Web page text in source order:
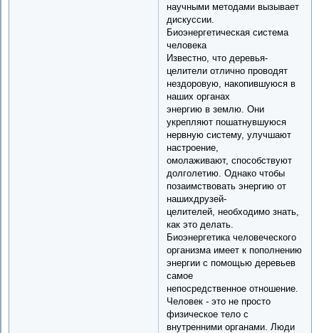
научными методами вызывает
дискуссии.
Биоэнергетическая система
человека
Известно, что деревья-
целители отлично проводят
нездоровую, накопившуюся в
наших органах
энергию в землю. Они
укрепляют пошатнувшуюся
нервную систему, улучшают
настроение,
омолаживают, способствуют
долголетию. Однако чтобы
позаимствовать энергию от
нашихдрузей-
целителей, необходимо знать,
как это делать.
Биоэнергетика человеческого
организма имеет к пополнению
энергии с помощью деревьев
самое
непосредственное отношение.
Человек - это не просто
физическое тело с
внутренними органами. Люди